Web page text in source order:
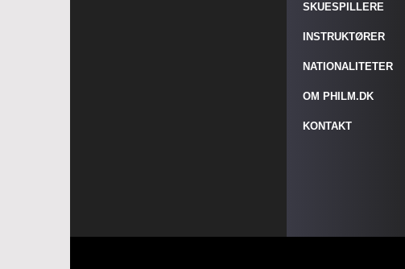
SKUESPILLERE
INSTRUKTØRER
NATIONALITETER
OM PHILM.DK
KONTAKT